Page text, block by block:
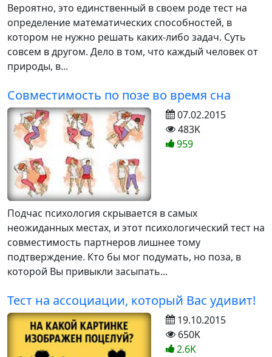
Вероятно, это единственный в своем роде тест на
определение математических способностей, в
котором не нужно решать каких-либо задач. Суть
совсем в другом. Дело в том, что каждый человек от
природы, в...
Совместимость по позе во время сна
Подчас психология скрывается в самых
неожиданных местах, и этот психологический тест на
совместимость партнеров лишнее тому
подтверждение. Кто бы мог подумать, но поза, в
которой Вы привыкли засыпать...
07.02.2015
483K
959
Тест на ассоциации, который Вас удивит!
19.10.2015
650K
2.6K